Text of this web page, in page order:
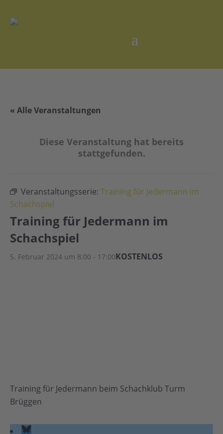
« Alle Veranstaltungen
Diese Veranstaltung hat bereits
stattgefunden.
Veranstaltungsserie: Training für Jedermann im
Schachspiel
Training für Jedermann im
Schachspiel
5. Februar 2024 um 8:00 - 17:00KOSTENLOS
Training für Jedermann beim Schachklub Turm
Brüggen